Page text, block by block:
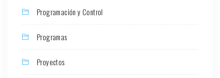
Programación y Control
Programas
Proyectos